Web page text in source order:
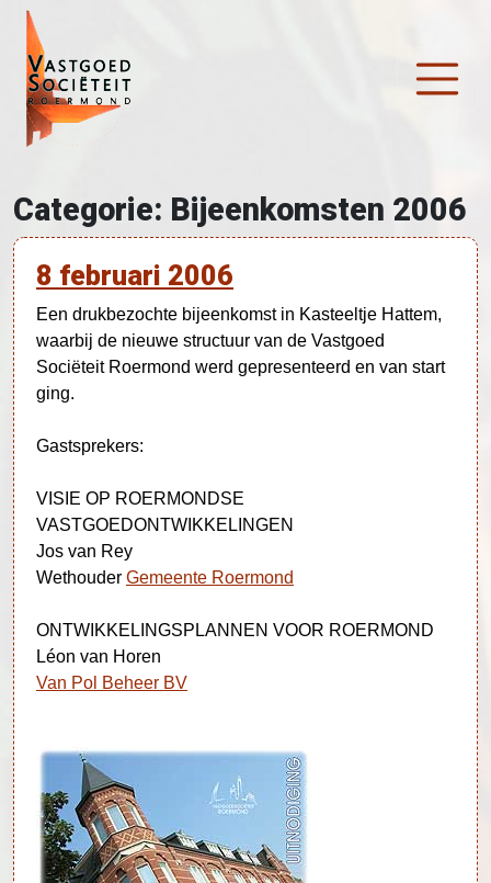
Ga naar de inhoud
Hoofdnavigatie
Categorie: Bijeenkomsten 2006
8 februari 2006
Een drukbezochte bijeenkomst in Kasteeltje Hattem,
waarbij de nieuwe structuur van de Vastgoed
Sociëteit Roermond werd gepresenteerd en van start
ging.
Gastsprekers:
VISIE OP ROERMONDSE
VASTGOEDONTWIKKELINGEN
Jos van Rey
Wethouder Gemeente Roermond
ONTWIKKELINGSPLANNEN VOOR ROERMOND
Léon van Horen
Van Pol Beheer BV